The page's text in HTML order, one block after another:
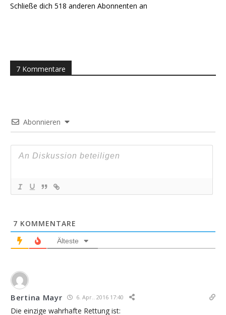
Schließe dich 518 anderen Abonnenten an
7 Kommentare
Abonnieren
7 KOMMENTARE
Älteste
Bertina Mayr 6. Apr.. 2016 17:40
Die einzige wahrhafte Rettung ist: